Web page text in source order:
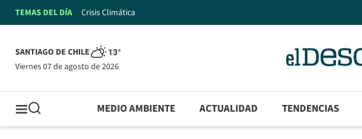
TEMAS DEL DÍA Crisis Climática
SANTIAGO DE CHILE 13°
viernes 07 de agosto de 2026
MEDIO AMBIENTE ACTUALIDAD TENDENCIAS